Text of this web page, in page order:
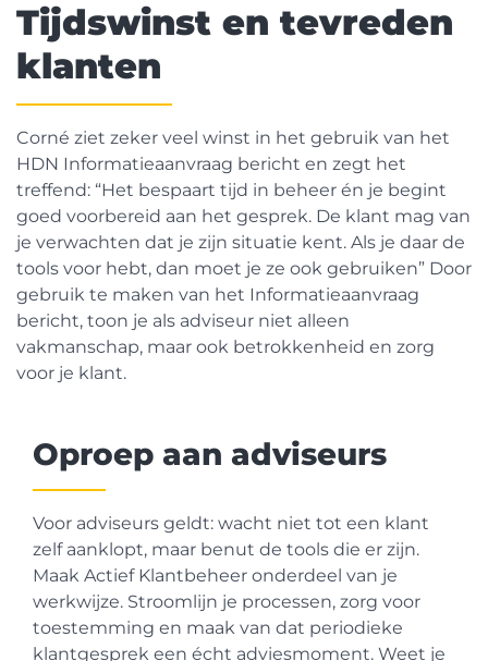
Tijdswinst en tevreden
klanten
Corné ziet zeker veel winst in het gebruik van het
HDN Informatieaanvraag bericht en zegt het
treffend: “Het bespaart tijd in beheer én je begint
goed voorbereid aan het gesprek. De klant mag van
je verwachten dat je zijn situatie kent. Als je daar de
tools voor hebt, dan moet je ze ook gebruiken” Door
gebruik te maken van het Informatieaanvraag
bericht, toon je als adviseur niet alleen
vakmanschap, maar ook betrokkenheid en zorg
voor je klant.
Oproep aan adviseurs
Voor adviseurs geldt: wacht niet tot een klant
zelf aanklopt, maar benut de tools die er zijn.
Maak Actief Klantbeheer onderdeel van je
werkwijze. Stroomlijn je processen, zorg voor
toestemming en maak van dat periodieke
klantgesprek een écht adviesmoment. Weet je